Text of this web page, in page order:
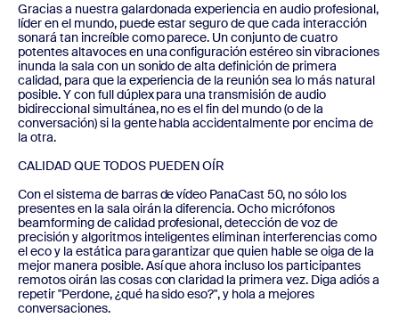
Gracias a nuestra galardonada experiencia en audio profesional,
líder en el mundo, puede estar seguro de que cada interacción
sonará tan increíble como parece. Un conjunto de cuatro
potentes altavoces en una configuración estéreo sin vibraciones
inunda la sala con un sonido de alta definición de primera
calidad, para que la experiencia de la reunión sea lo más natural
posible. Y con full dúplex para una transmisión de audio
bidireccional simultánea, no es el fin del mundo (o de la
conversación) si la gente habla accidentalmente por encima de
la otra.
CALIDAD QUE TODOS PUEDEN OÍR
Con el sistema de barras de vídeo PanaCast 50, no sólo los
presentes en la sala oirán la diferencia. Ocho micrófonos
beamforming de calidad profesional, detección de voz de
precisión y algoritmos inteligentes eliminan interferencias como
el eco y la estática para garantizar que quien hable se oiga de la
mejor manera posible. Así que ahora incluso los participantes
remotos oirán las cosas con claridad la primera vez. Diga adiós a
repetir "Perdone, ¿qué ha sido eso?", y hola a mejores
conversaciones.